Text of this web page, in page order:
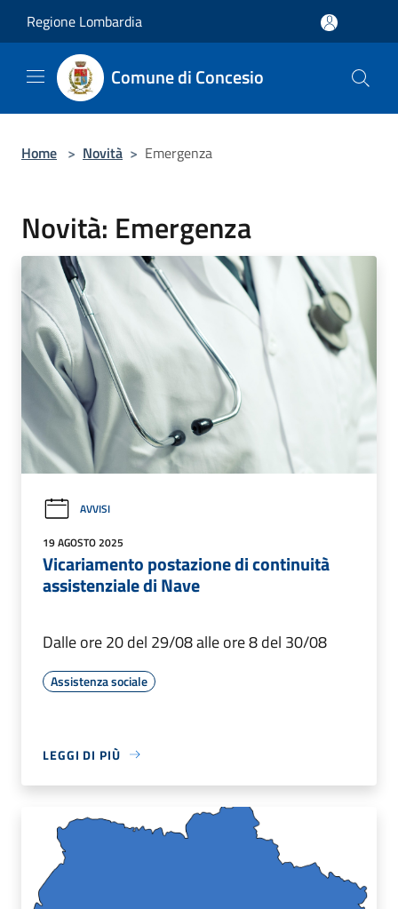
Regione Lombardia
Comune di Concesio
Home > Novità > Emergenza
Novità: Emergenza
AVVISI
19 AGOSTO 2025
Vicariamento postazione di continuità
assistenziale di Nave
Dalle ore 20 del 29/08 alle ore 8 del 30/08
Assistenza sociale
LEGGI DI PIÙ